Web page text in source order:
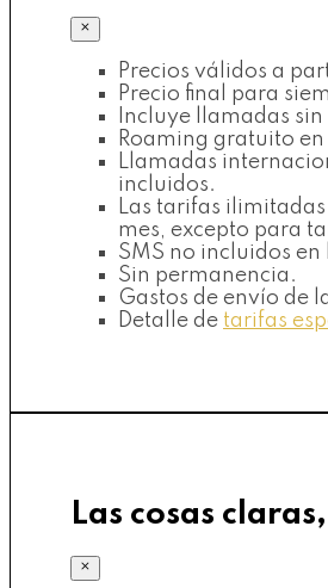
×
Precios válidos a
Precio final para
Incluye llamadas
Roaming gratuito
Llamadas
incluidos.
Las tarifas
mes, excepto para
SMS no incluidos
Sin permanencia.
Gastos de envío de
Detalle de tarifas
Las cosas
×